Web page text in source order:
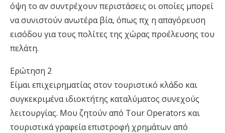
όψη το αν συντρέχουν περιστάσεις οι οποίες µπορεί
να συνιστούν ανωτέρα βία, όπως πχ η απαγόρευση
εισόδου για τους πολίτες της χώρας προέλευσης του
πελάτη.
Ερώτηση 2
Είµαι επιχειρηµατίας στον τουριστικό κλάδο και
συγκεκριµένα ιδιοκτήτης καταλύµατος συνεχούς
λειτουργίας. Μου ζητούν από Tour Operators και
τουριστικά γραφεία επιστροφή χρηµάτων από